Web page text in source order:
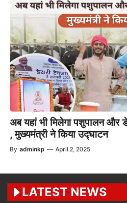
अब यहां भी मिलेगा पशुपालन और
, मुख्यमंत्री ने किया उद्घाटन
By adminkp — April 2, 2025
LATEST NEWS